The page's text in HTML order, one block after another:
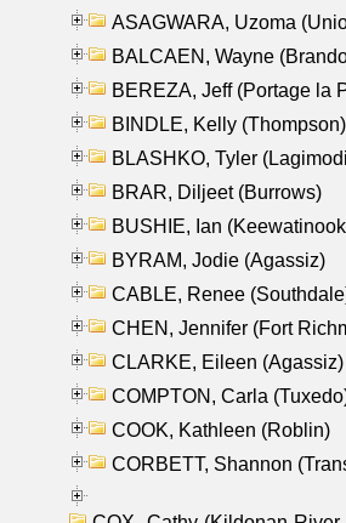
ASAGWARA, Uzoma
BALCAEN, Wayne
BEREZA, Jeff (Portage la
BINDLE, Kelly (Thompson)
BLASHKO, Tyler
BRAR, Diljeet (Burrows)
BUSHIE, Ian
BYRAM, Jodie (Agassiz)
CABLE, Renee
CHEN, Jennifer (Fort
CLARKE, Eileen (Agassiz)
COMPTON, Carla
COOK, Kathleen (Roblin)
CORBETT, Shannon